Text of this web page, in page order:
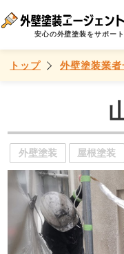
安心の外壁塗装をサポート
トップ 外壁塗装業者
外壁塗装 屋根塗装